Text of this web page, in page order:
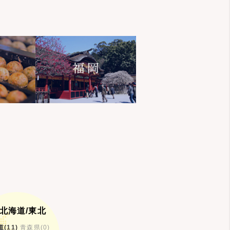
海道/東北
(11) 青森県(0)